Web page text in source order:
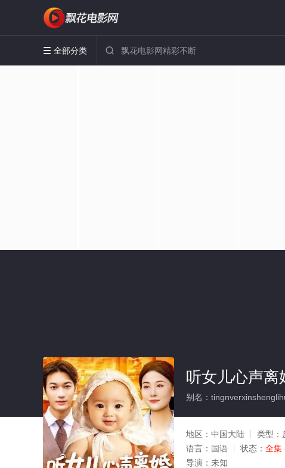
 全部分类 
听女儿心声离
别名：
地区： 中国大陆 类型：
语言： 国语 状态： 全集
导演： 未知